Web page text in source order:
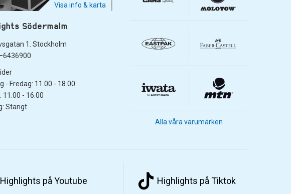
Visa info & karta
Södermalm
1. Stockholm
- Fredag: 11.00 - 18.00
11.00 - 16.00
Stängt
Alla våra varumärken
Highlights på Youtube Highlights på Tiktok